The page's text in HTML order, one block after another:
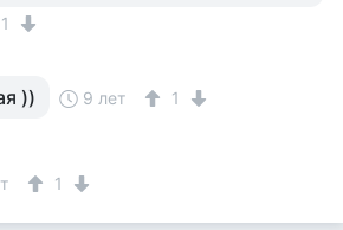
1
)) 9 лет 1
1